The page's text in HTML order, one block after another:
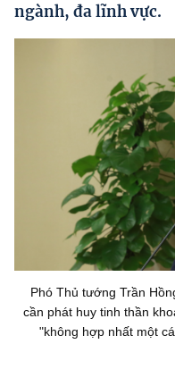
Doanh nghiệp dân tộc
ngành, đa lĩnh vực.
Phó Thủ tướng Trần
cần phát huy tinh thần
"không hợp nhất một